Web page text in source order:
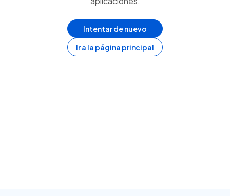
Intentar de nuevo
Ir a la página principal